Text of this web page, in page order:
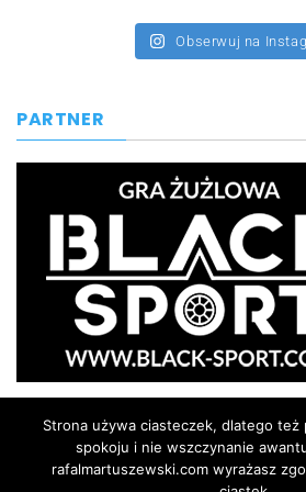
Obserwuj na
PARTNER
Strona używa ciasteczek, dlatego też
spokoju i nie wszczynanie
rafalmartuszewski.com wyrażasz